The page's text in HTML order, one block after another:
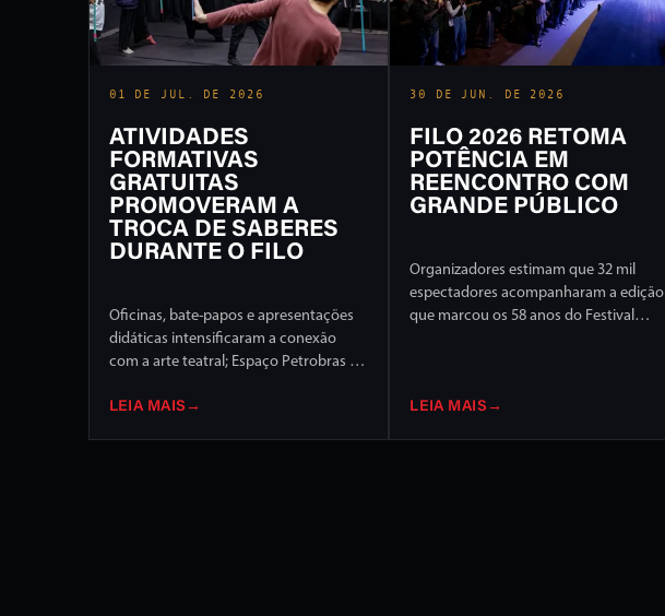
01 DE JUL. DE 2026
ATIVIDADES
FORMATIVAS
GRATUITAS
PROMOVERAM A
TROCA DE SABERES
DURANTE O FILO
Oficinas, bate-papos e apresentações
didáticas intensificaram a conexão
com a arte teatral; Espaço Petrobras foi
LEIA MAIS →
30 DE JUN. DE 2026
FILO 2026 RETOMA
POTÊNCIA EM
REENCONTRO COM
GRANDE PÚBLICO
Organizadores estimam que 32 mil
espectadores acompanharam a edição
que marcou os 58 anos do Festival
LEIA MAIS →